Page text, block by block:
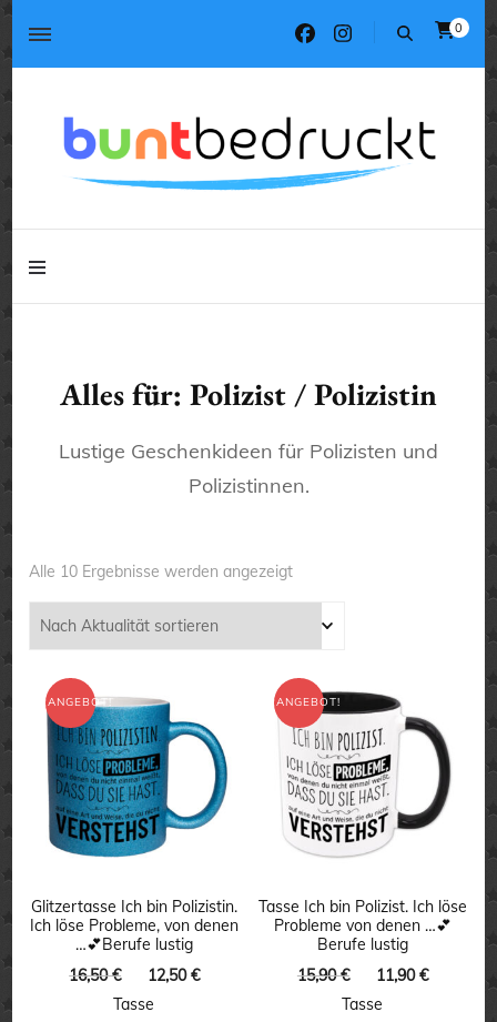
0
buntbedruckt.de
buntbedruckt.de
Alles für: Polizist / Polizistin
Lustige Geschenkideen für Polizisten und
Polizistinnen.
Alle 10 Ergebnisse werden angezeigtNach
sortiert
ANGEBOT!
Glitzertasse Ich bin Polizistin.
Ich löse Probleme, von denen
…💕Berufe lustig
16,50€
Ursprünglicher
Preis
12,50€
Tasse
ANGEBOT!
Tasse Ich bin Polizist. Ich löse
Probleme von denen …💕
Berufe lustig
15,90€
Ursprünglicher
Preis
11,90€
Tasse